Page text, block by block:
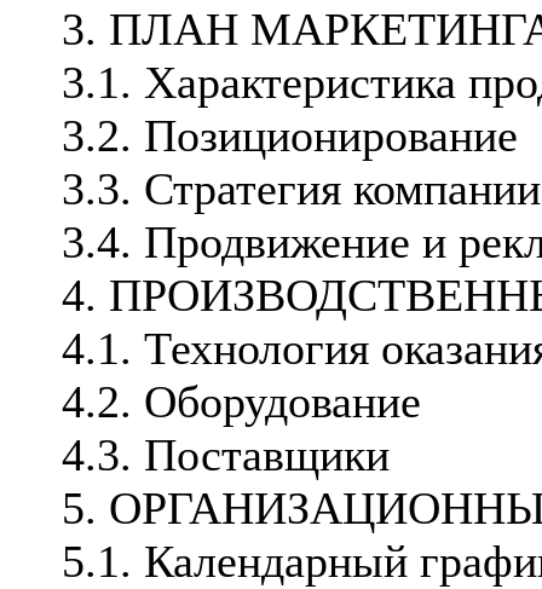
3. ПЛАН
3.1. Характеристика
3.2. Позиционирование
3.3. Стратегия компании
3.4. Продвижение и
4.
4.1. Технология
4.2. Оборудование
4.3. Поставщики
5.
5.1. Календарный